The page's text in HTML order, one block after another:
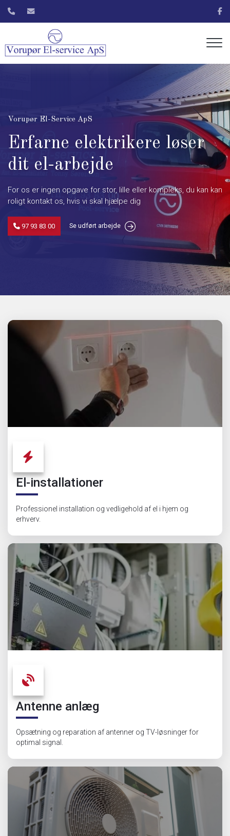
Gå
Vorupør El-Service ApS
Erfarne elektrikere løser
dit el-arbejde
For os er ingen opgave for stor, lille eller kompleks, du kan kan
roligt kontakt os, hvis vi skal hjælpe dig
97 93 83 00 Se udført arbejde
El-installationer
Professionel installation og vedligehold af el i hjem og
erhverv.
Antenne anlæg
Opsætning og reparation af antenner og TV-løsninger for
optimal signal.